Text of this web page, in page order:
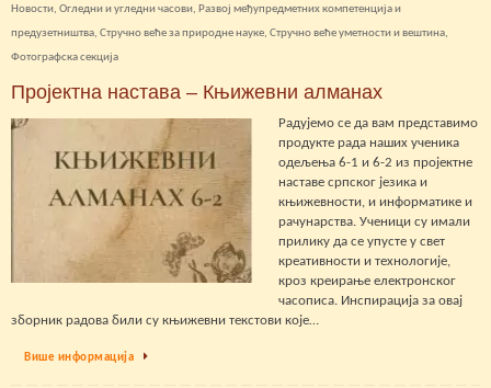
Новости, Огледни и угледни часови, Развој међупредметних компетенција и
предузетништва, Стручно веће за природне науке, Стручно веће уметности и вештина,
Фотографска секција
Пројектна настава – Књижевни алманах
Радујемо се да вам представимо
продукте рада наших ученика
одељења 6-1 и 6-2 из пројектне
наставе српског језика и
књижевности, и информатике и
рачунарства. Ученици су имали
прилику да се упусте у свет
креативности и технологије,
кроз креирање електронског
часописа. Инспирација за овај
зборник радова били су књижевни текстови које…
Више информација